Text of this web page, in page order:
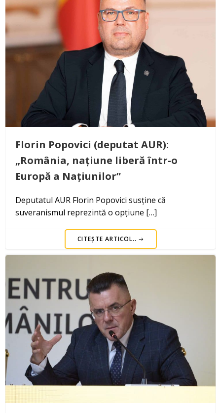
Florin Popovici (deputat AUR):
„România, națiune liberă într-o
Europă a Națiunilor”
Deputatul AUR Florin Popovici susține că
suveranismul reprezintă o opțiune […]
CITEȘTE ARTICOL..